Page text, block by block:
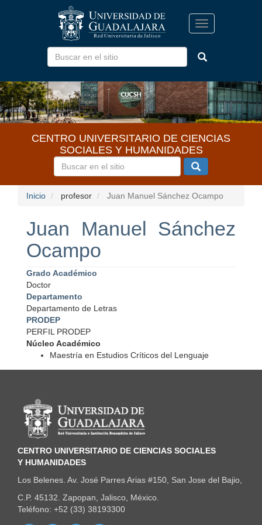
Toggle
navigation
CENTRO UNIVERSITARIO DE CIENCIAS
SOCIALES Y HUMANIDADES
Inicio profesor Juan Manuel Sánchez Ocampo
Juan Manuel Sánchez
Ocampo
Grado Académico
Doctor
Departamento
Departamento de Letras
PRODEP
PERFIL PRODEP
Núcleo Académico
Maestría en Estudios Críticos del Lenguaje
Información del portal
CENTRO UNIVERSITARIO DE CIENCIAS SOCIALES
Y HUMANIDADES
Los Belenes. Av. José Parres Arias #150, San Jose del Bajio,
C.P. 45132. Zapopan, Jalisco, México.
Teléfono: +52 (33) 38193300